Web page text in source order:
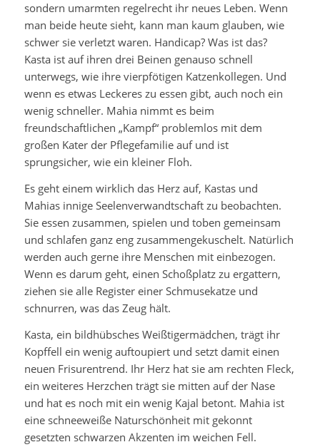
sondern umarmten regelrecht ihr neues Leben. Wenn
man beide heute sieht, kann man kaum glauben, wie
schwer sie verletzt waren. Handicap? Was ist das?
Kasta ist auf ihren drei Beinen genauso schnell
unterwegs, wie ihre vierpfötigen Katzenkollegen. Und
wenn es etwas Leckeres zu essen gibt, auch noch ein
wenig schneller. Mahia nimmt es beim
freundschaftlichen „Kampf“ problemlos mit dem
großen Kater der Pflegefamilie auf und ist
sprungsicher, wie ein kleiner Floh.
Es geht einem wirklich das Herz auf, Kastas und
Mahias innige Seelenverwandtschaft zu beobachten.
Sie essen zusammen, spielen und toben gemeinsam
und schlafen ganz eng zusammengekuschelt. Natürlich
werden auch gerne ihre Menschen mit einbezogen.
Wenn es darum geht, einen Schoßplatz zu ergattern,
ziehen sie alle Register einer Schmusekatze und
schnurren, was das Zeug hält.
Kasta, ein bildhübsches Weißtigermädchen, trägt ihr
Kopffell ein wenig auftoupiert und setzt damit einen
neuen Frisurentrend. Ihr Herz hat sie am rechten Fleck,
ein weiteres Herzchen trägt sie mitten auf der Nase
und hat es noch mit ein wenig Kajal betont. Mahia ist
eine schneeweiße Naturschönheit mit gekonnt
gesetzten schwarzen Akzenten im weichen Fell.